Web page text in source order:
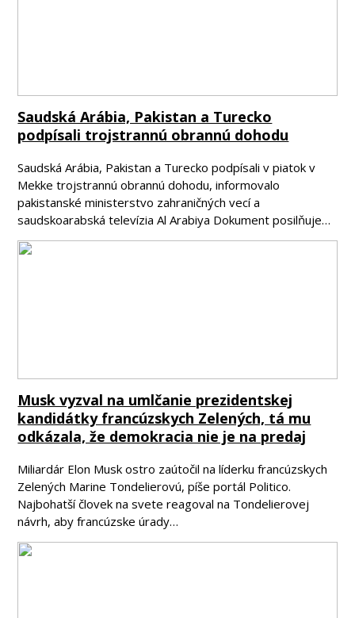
Saudská Arábia, Pakistan a Turecko
podpísali trojstrannú obrannú dohodu
Saudská Arábia, Pakistan a Turecko podpísali v piatok v
Mekke trojstrannú obrannú dohodu, informovalo
pakistanské ministerstvo zahraničných vecí a
saudskoarabská televízia Al Arabiya Dokument posilňuje…
Musk vyzval na umlčanie prezidentskej
kandidátky francúzskych Zelených, tá mu
odkázala, že demokracia nie je na predaj
Miliardár Elon Musk ostro zaútočil na líderku francúzskych
Zelených Marine Tondelierovú, píše portál Politico.
Najbohatší človek na svete reagoval na Tondelierovej
návrh, aby francúzske úrady…